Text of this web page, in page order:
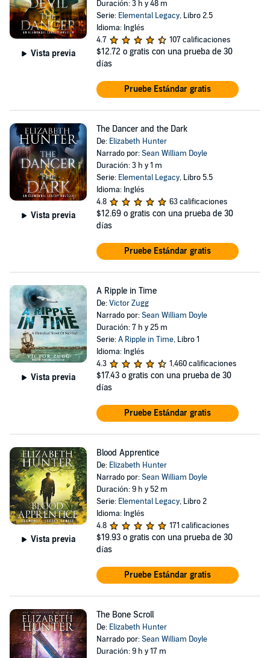
Vista previa
Duración: 3 h y 48 m
Serie: Elemental Legacy, Libro 2.5
Idioma: Inglés
4.7
107 calificaciones
$12.72 o gratis con una prueba de 30
días
Pruebe Estándar gratis
Vista previa
The Dancer and the Dark
De: Elizabeth Hunter
Narrado por:Sean William Doyle
Duración: 3 h y 1 m
Serie: Elemental Legacy, Libro 5.5
Idioma: Inglés
4.8
63 calificaciones
$12.69 o gratis con una prueba de 30
días
Pruebe Estándar gratis
Vista previa
A Ripple in Time
De:Victor Zugg
Narrado por:Sean William Doyle
Duración: 7 h y 25 m
Serie:A Ripple in Time, Libro 1
Idioma: Inglés
4.3
1,460 calificaciones
$17.43 o gratis con una prueba de 30
días
Pruebe Estándar gratis
Vista previa
Blood Apprentice
De: Elizabeth Hunter
Narrado por:Sean William Doyle
Duración: 9 h y 52 m
Serie: Elemental Legacy, Libro 2
Idioma: Inglés
4.8
171 calificaciones
$19.93 o gratis con una prueba de 30
días
Pruebe Estándar gratis
The Bone Scroll
De: Elizabeth Hunter
Narrado por:Sean William Doyle
Duración: 9 h y 17 m